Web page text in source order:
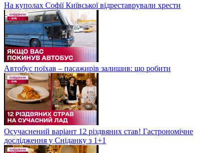
На куполах Софії Київської відреставрували хрести
Автобус поїхав – пасажирів залишив: що робити
Осучаснений варіант 12 різдвяних став! Гастрономічне
дослідження у Сніданку з 1+1